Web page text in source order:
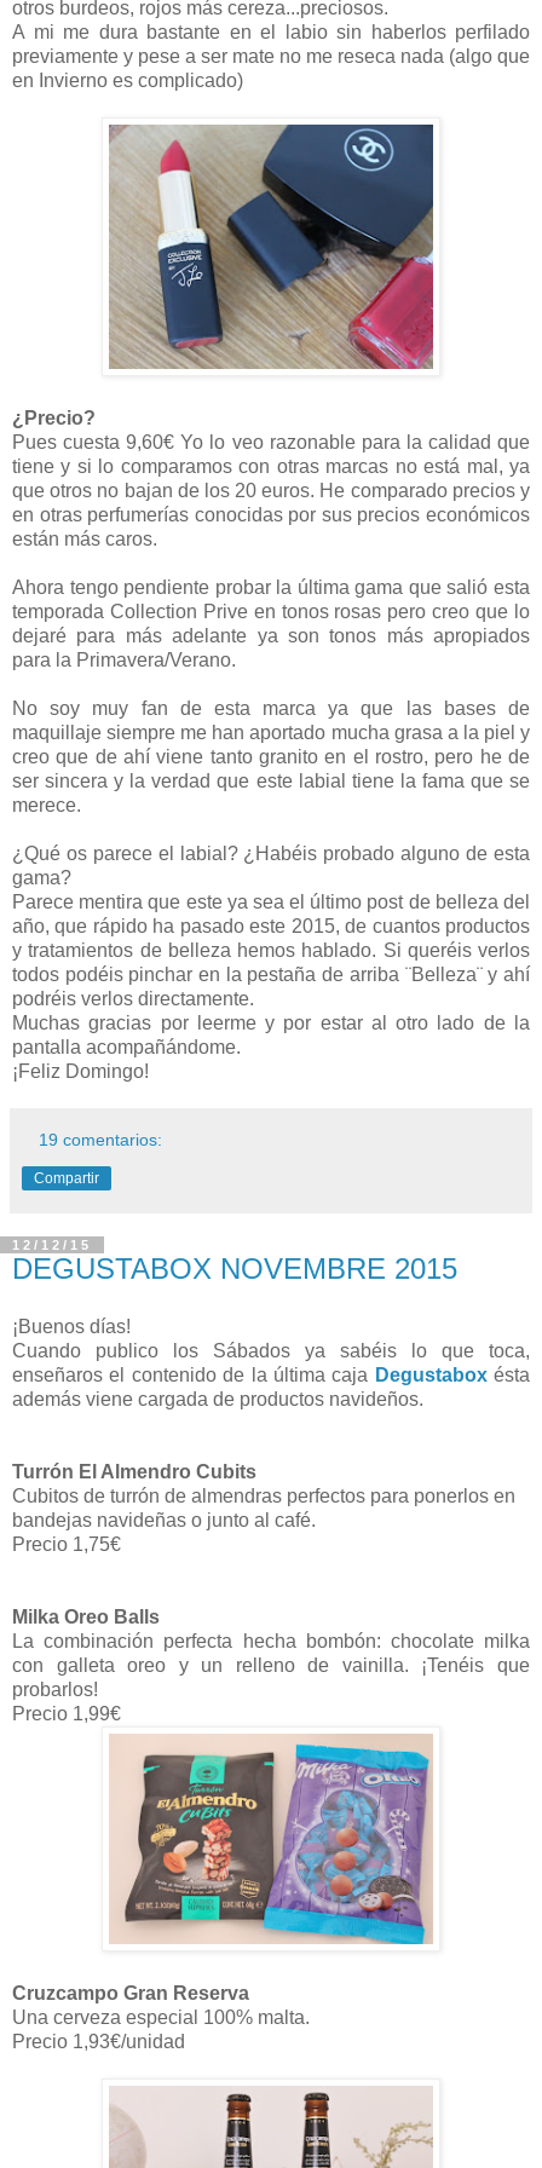
otros burdeos, rojos más cereza...preciosos.
A mi me dura bastante en el labio sin haberlos perfilado
previamente y pese a ser mate no me reseca nada (algo que
en Invierno es complicado)
¿Precio?
Pues cuesta 9,60€ Yo lo veo razonable para la calidad que
tiene y si lo comparamos con otras marcas no está mal, ya
que otros no bajan de los 20 euros. He comparado precios y
en otras perfumerías conocidas por sus precios económicos
están más caros.
Ahora tengo pendiente probar la última gama que salió esta
temporada Collection Prive en tonos rosas pero creo que lo
dejaré para más adelante ya son tonos más apropiados
para la Primavera/Verano.
No soy muy fan de esta marca ya que las bases de
maquillaje siempre me han aportado mucha grasa a la piel y
creo que de ahí viene tanto granito en el rostro, pero he de
ser sincera y la verdad que este labial tiene la fama que se
merece.
¿Qué os parece el labial? ¿Habéis probado alguno de esta
gama?
Parece mentira que este ya sea el último post de belleza del
año, que rápido ha pasado este 2015, de cuantos productos
y tratamientos de belleza hemos hablado. Si queréis verlos
todos podéis pinchar en la pestaña de arriba ¨Belleza¨ y ahí
podréis verlos directamente.
Muchas gracias por leerme y por estar al otro lado de la
pantalla acompañándome.
¡Feliz Domingo!
19 comentarios:
Compartir
12/12/15
DEGUSTABOX NOVEMBRE 2015
¡Buenos días!
Cuando publico los Sábados ya sabéis lo que toca,
enseñaros el contenido de la última caja Degustaboxésta
además viene cargada de productos navideños.
Turrón El Almendro Cubits
Cubitos de turrón de almendras perfectos para ponerlos en
bandejas navideñas o junto al café.
Precio 1,75€
Milka Oreo Balls
La combinación perfecta hecha bombón: chocolate milka
con galleta oreo y un relleno de vainilla. ¡Tenéis que
probarlos!
Precio 1,99€
Cruzcampo Gran Reserva
Una cerveza especial 100% malta.
Precio 1,93€/unidad